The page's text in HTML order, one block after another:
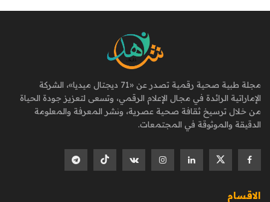
مجلة طبية صحية رقمية تصدر عن «71 ديجتال ميديا»، الشركة
الإماراتية الرائدة في مجال الإعلام الرقمي، وتسعى لتعزيز جودة الحياة
من خلال ترسيخ ثقافة صحية عصرية، ونشر المعرفة والمعلومة
الدقيقة والموثوقة في المجتمعات.
الاقسام